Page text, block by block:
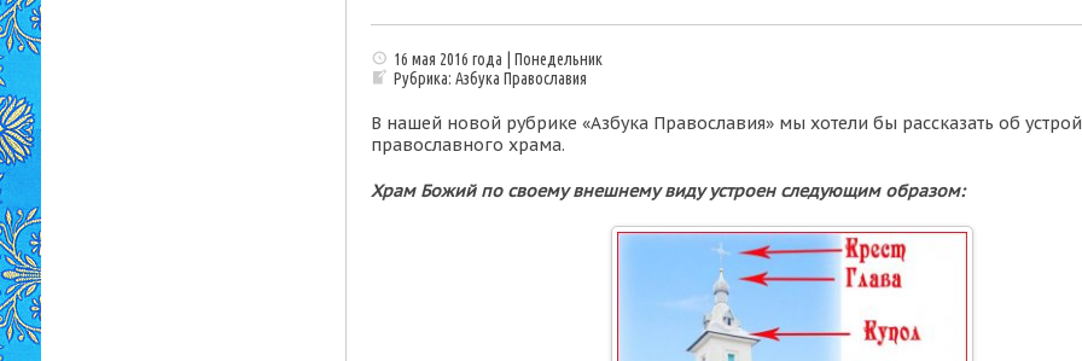
16 мая 2016 года | Понедельник
Рубрика:Азбука Православия
В нашей новой рубрике «Азбука Православия» мы хотели бы рассказать об
православного храма.
Храм Божий по своему внешнему виду устроен следующим образом: